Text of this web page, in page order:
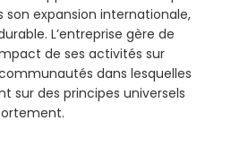
son expansion internationale,
L’entreprise gère de
de ses activités sur
dans lesquelles
sur des principes universels